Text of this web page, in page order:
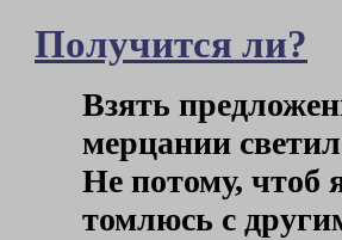
Получится ли?
Взять
мерцании
Не потому, чтоб
томлюсь с